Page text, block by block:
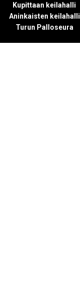
Kupittaan keilahalli
Aninkaisten keilahalli
Turun Palloseura